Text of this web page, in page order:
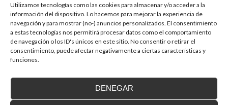
Utilizamos tecnologías como las cookies para almacenar y/o acceder a la
información del dispositivo. Lo hacemos para mejorar la experiencia de
navegación y para mostrar (no-) anuncios personalizados. El consentimiento
a estas tecnologías nos permitirá procesar datos como el comportamiento
de navegación o los ID's únicos en este sitio. No consentir o retirar el
consentimiento, puede afectar negativamente a ciertas características y
funciones.
DENEGAR
MAS NOTICIAS